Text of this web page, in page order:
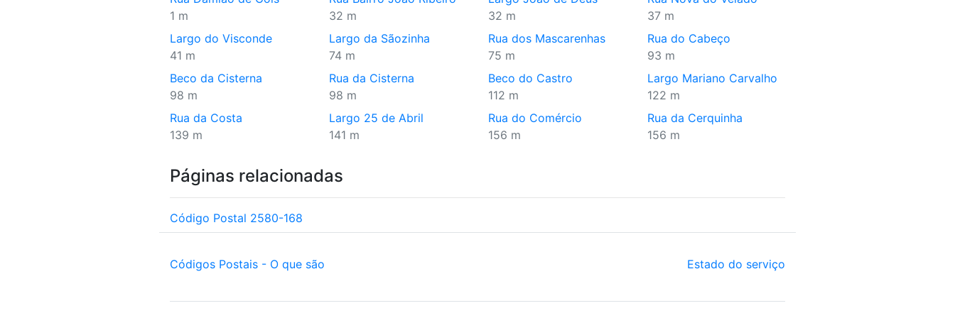
1 m
32 m
32 m
37 m
Largo do Visconde
41 m
Largo da Sãozinha
74 m
Rua dos Mascarenhas
75 m
Rua do Cabeço
93 m
Beco da Cisterna
98 m
Rua da Cisterna
98 m
Beco do Castro
112 m
Largo Mariano Carvalho
122 m
Rua da Costa
139 m
Largo 25 de Abril
141 m
Rua do Comércio
156 m
Rua da Cerquinha
156 m
Páginas relacionadas
Código Postal 2580-168
Códigos Postais - O que são Estado do serviço